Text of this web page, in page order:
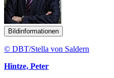
Bildinformationen
© DBT/Stella von Saldern
Hintze, Peter